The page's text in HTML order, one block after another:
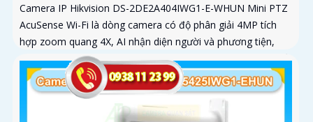
Camera IP Hikvision DS-2DE2A404IWG1-E-WHUN Mini PTZ
AcuSense Wi-Fi là dòng camera có độ phân giải 4MP tích
hợp zoom quang 4X, AI nhận diện người và phương tiện,
đàm thoại hai chiều, hồng ngoại 20m cùng khả năng kết nối
không dây linh hoạt cho hệ thống giám sát hiện đại